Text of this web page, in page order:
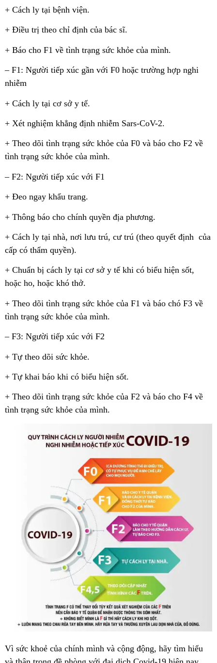
+ Cách ly tại bệnh viện.
+ Điều trị theo chỉ định của bác sĩ.
+ Báo cho F1 về tình trạng sức khỏe của mình.
– F1: Người tiếp xúc gần với F0 hoặc trường hợp nghi
nhiễm
+ Cách ly tại cơ sở y tế.
+ Xét nghiệm khẳng định nhiễm Sars-CoV-2.
+ Theo dõi tình trạng sức khỏe của F0 và báo cho F2 về
tình trạng sức khỏe của mình.
– F2: Người tiếp xúc với F1
+ Đeo ngay khẩu trang.
+ Thông báo cho chính quyền địa phương.
+ Cách ly tại nhà, nơi lưu trú, cư trú (theo quyết định của
cấp có thẩm quyền).
+ Chuẩn bị cách ly tại cơ sở y tế khi có biểu hiện sốt,
hoặc ho, hoặc khó thở.
+ Theo dõi tình trạng sức khỏe của F1 và báo chó F3 về
tình trạng sức khỏe của mình.
– F3: Người tiếp xúc với F2
+ Tự theo dõi sức khỏe.
+ Tự khai báo khi có biểu hiện sốt.
+ Theo dõi tình trạng sức khỏe của F2 và báo cho F4 về
tình trạng sức khỏe của mình.
Vì sức khoẻ của chính mình và cộng động, hãy tìm hiểu